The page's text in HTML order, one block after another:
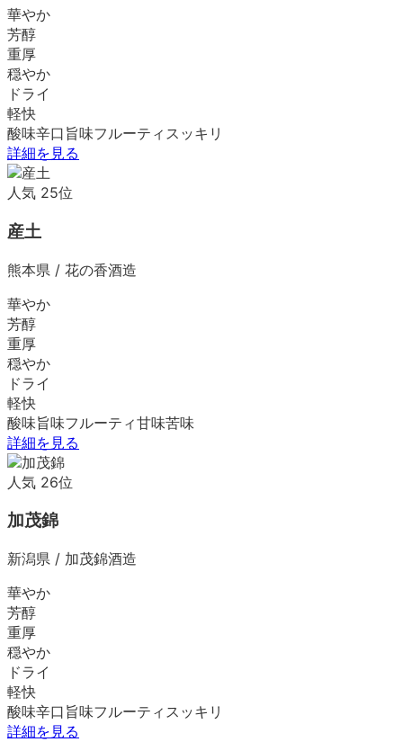
華やか
芳醇
重厚
穏やか
ドライ
軽快
酸味辛口 旨味フルーティ スッキリ
詳細を見る
人気 25位
産土
熊本県 / 花の香酒造
華やか
芳醇
重厚
穏やか
ドライ
軽快
酸味旨味フルーティ甘味苦味
詳細を見る
人気 26位
加茂錦
新潟県 / 加茂錦酒造
華やか
芳醇
重厚
穏やか
ドライ
軽快
酸味辛口 旨味フルーティ スッキリ
詳細を見る